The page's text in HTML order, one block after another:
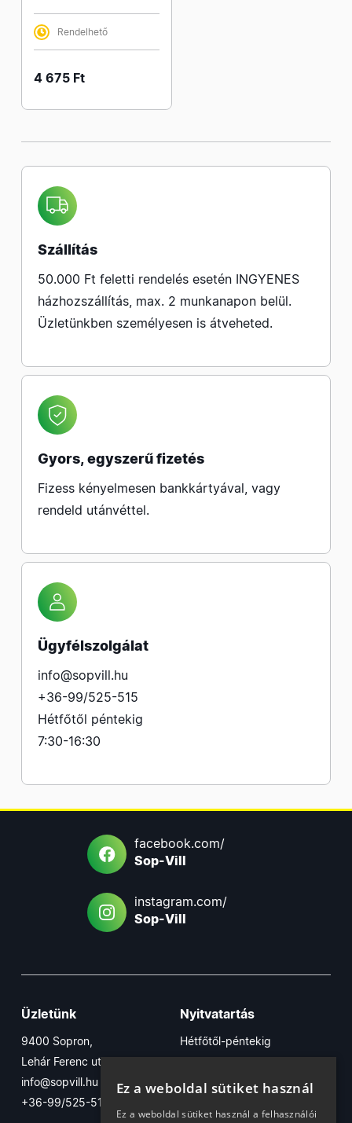
Rendelhető
4 675 Ft
Szállítás
50.000 Ft feletti rendelés esetén INGYENES
házhozszállítás, max. 2 munkanapon belül.
Üzletünkben személyesen is átveheted.
Gyors, egyszerű fizetés
Fizess kényelmesen bankkártyával, vagy
rendeld utánvéttel.
Ügyfélszolgálat
info@sopvill.hu
+36-99/525-515
Hétfőtől péntekig
7:30-16:30
facebook.com/
Sop-Vill
instagram.com/
Sop-Vill
Üzletünk
9400 Sopron,
Lehár Ferenc utca 17/B
info@sopvill.hu
+36-99/525-515
Nyitvatartás
Hétfőtől-péntekig
7:30-16:30
Szombaton
Ez a weboldal sütiket használ
Ez a weboldal sütiket használ a felhasználói